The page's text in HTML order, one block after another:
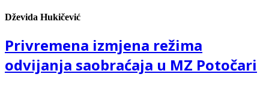
Dževida Hukičević
Privremena izmjena režima
odvijanja saobraćaja u MZ Potočari